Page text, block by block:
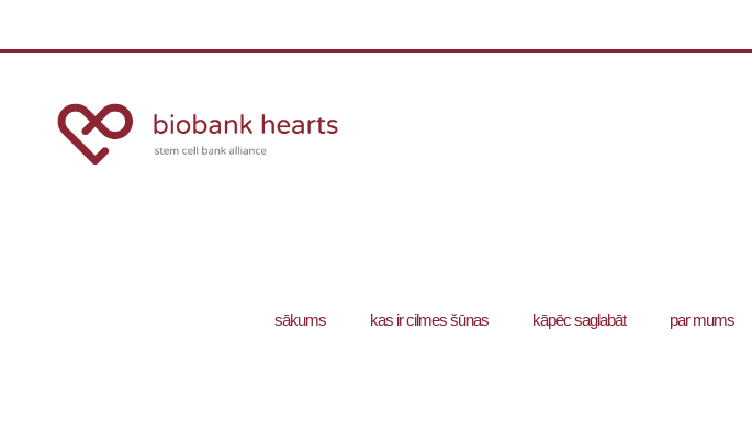
sākums kas ir cilmes šūnas kāpēc saglabāt par mums